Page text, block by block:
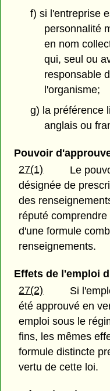
f) si l'entreprise
personnalité
en nom
qui, seul ou
responsable
l'organisme;
g) la préférence
anglais ou
Pouvoir
27(1)
Le
désignée de
des
réputé
d'une formule
renseignements.
Effets de l'emploi
27(2)
Si
été approuvé en
emploi sous le
fins, les mêmes
formule distincte
vertu de cette loi.